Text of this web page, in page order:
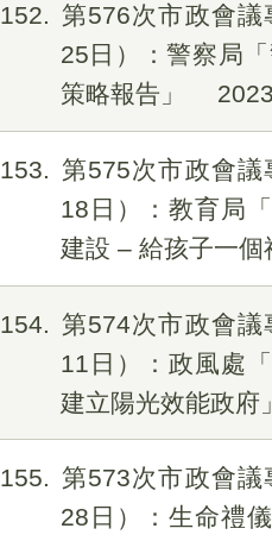
152
第576次市政會議
25日）：警察局
策略報告」
153
第575次市政會議
18日）：教育局
建設 – 給孩子一個
154
第574次市政會議
11日）：政風處
建立陽光效能政府
155
第573次市政會議
28日）：生命禮